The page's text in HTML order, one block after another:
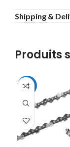
Shipping &
Produits
-22%